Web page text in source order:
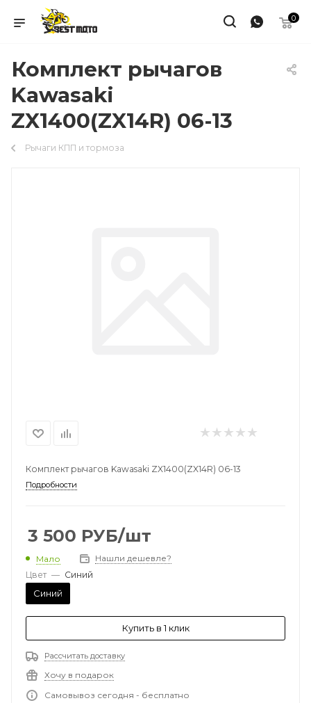
0
Комплект рычагов
Kawasaki
ZX1400(ZX14R) 06-13
Рычаги КПП и тормоза
Комплект рычагов Kawasaki ZX1400(ZX14R) 06-13
Подробности
3 500 РУБ/шт
Мало
Нашли дешевле?
Цвет — Синий
Синий
Купить в 1 клик
Рассчитать доставку
Хочу в подарок
Самовывоз сегодня - бесплатно